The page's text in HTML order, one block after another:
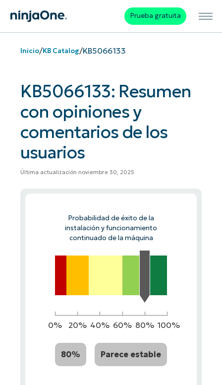
Prueba gratuita
Inicio/KB Catalog/KB5066133
KB5066133: Resumen
con opiniones y
comentarios de los
usuarios
Última actualización noviembre 30, 2025
Probabilidad de éxito de la
instalación y funcionamiento
continuado de la máquina
0% 20% 40% 60% 80% 100%
80% Parece estable